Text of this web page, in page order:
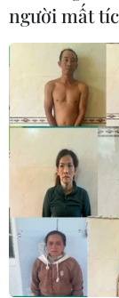
Quảng
không rõ
16/09/2020 13:43
Các loại hàng
nhập lậu lưu
tiêu hủy như
phẩm, với trị
người mất